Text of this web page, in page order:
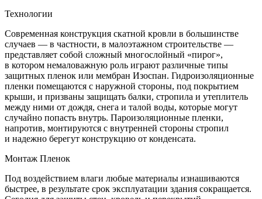
Технологии
Современная конструкция скатной кровли в большинстве
случаев — в частности, в малоэтажном строительстве —
представляет собой сложный многослойный «пирог»,
в котором немаловажную роль играют различные типы
защитных пленок или мембран Изоспан. Гидроизоляционные
пленки помещаются с наружной стороны, под покрытием
крыши, и призваны защищать балки, стропила и утеплитель
между ними от дождя, снега и талой воды, которые могут
случайно попасть внутрь. Пароизоляционные пленки,
напротив, монтируются с внутренней стороны стропил
и надежно берегут конструкцию от конденсата.
Монтаж Пленок
Под воздействием влаги любые материалы изнашиваются
быстрее, в результате срок эксплуатации здания сокращается.